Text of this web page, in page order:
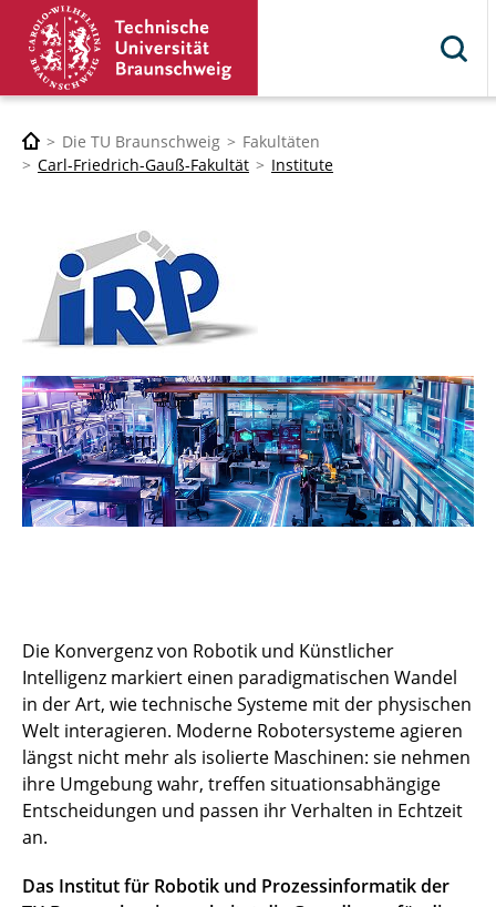
Die TU Braunschweig
Fakultäten
Carl-Friedrich-Gauß-Fakultät
Institute
Die Konvergenz von Robotik und Künstlicher
Intelligenz markiert einen paradigmatischen Wandel
in der Art, wie technische Systeme mit der physischen
Welt interagieren. Moderne Robotersysteme agieren
längst nicht mehr als isolierte Maschinen: sie nehmen
ihre Umgebung wahr, treffen situationsabhängige
Entscheidungen und passen ihr Verhalten in Echtzeit
an.
Das Institut für Robotik und Prozessinformatik der